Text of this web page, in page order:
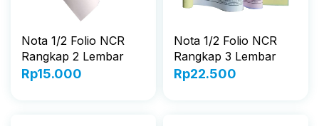
Nota 1/2 Folio NCR
Rangkap 2 Lembar
Rp15.000
Nota 1/2 Folio NCR
Rangkap 3 Lembar
Rp22.500